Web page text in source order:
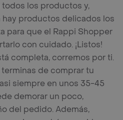
los productos y,
hay productos delicados los
para que el Rappi Shopper
con cuidado. ¡Listos!
completa, corremos por ti.
de comprar tu
siempre en unos 35-45
demorar un poco,
del pedido. Además,